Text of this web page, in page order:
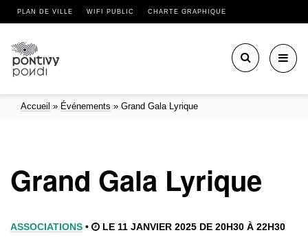
PLAN DE VILLE WIFI PUBLIC CHARTE GRAPHIQUE
Accueil » Événements » Grand Gala Lyrique
Grand Gala Lyrique
ASSOCIATIONS • LE 11 JANVIER 2025 DE 20H30 À 22H30